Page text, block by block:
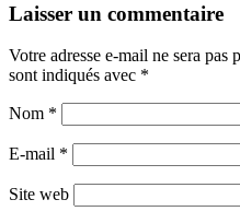
Laisser un commentaire
Votre adresse e-mail ne sera pas
sont indiqués avec *
Nom *
E-mail *
Site web